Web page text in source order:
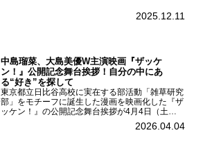
した。AKB48伊藤百花1stフォトブッ...2025.12.11
中島瑠菜、大島美優W主演映画『ザッケ
ン！』公開記念舞台挨拶！自分の中にあ
る“好き”を探して
東京都立日比谷高校に実在する部活動「雑草研究
部」をモチーフに誕生した漫画を映画化した『ザ
ッケン！』の公開記念舞台挨拶が4月4日（土）
ユナイテッドシネマお台場で開催され、出演者の
中島瑠菜、大島美優、八神遼介（ICEx）、阿佐
2026.04.04